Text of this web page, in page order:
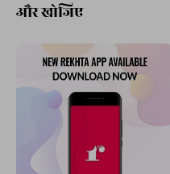
और खोजिए